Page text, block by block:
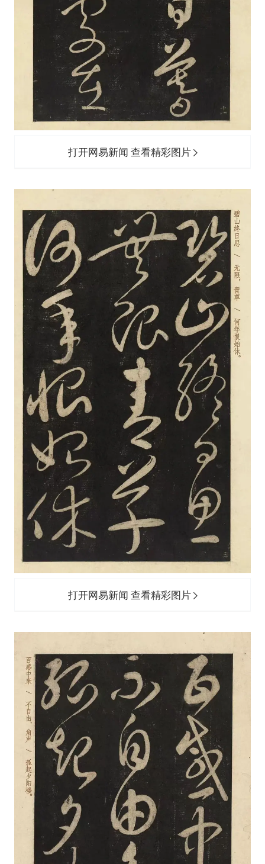
打开网易新闻 查看精彩图片
打开网易新闻 查看精彩图片